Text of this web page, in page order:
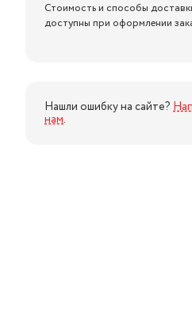
Стоимость и способы
доступны при оформлении
Нашли ошибку на сайте?
нам.